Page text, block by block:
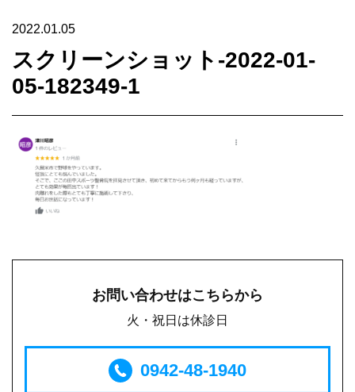
2022.01.05
スクリーンショット-2022-01-
05-182349-1
お問い合わせはこちらから
火・祝日は休診日
0942-48-1940